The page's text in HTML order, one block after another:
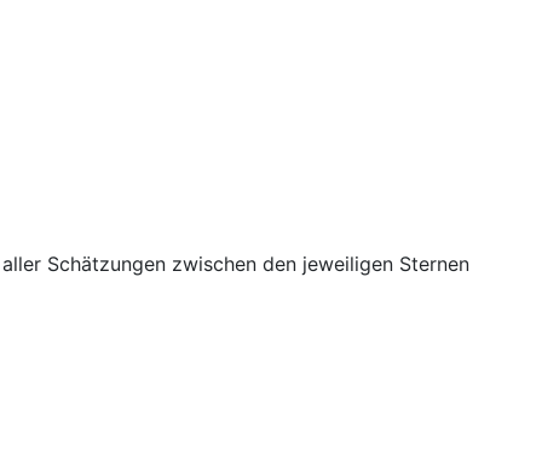
Schätzungen zwischen den jeweiligen Sternen